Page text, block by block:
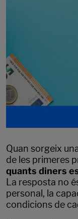
Quan sorgeix
de les primeres
quants diners
La resposta no
personal, la
condicions de